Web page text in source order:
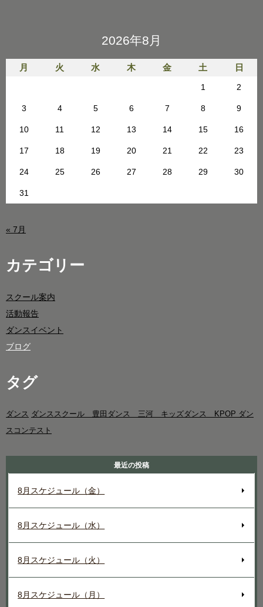
2026年8月
月 火 水 木 金 土 日
1 2
3 4 5 6 7 8 9
10 11 12 13 14 15 16
17 18 19 20 21 22 23
24 25 26 27 28 29 30
31
« 7月
カテゴリー
スクール案内
活動報告
ダンスイベント
ブログ
タグ
ダンス ダンススクール 豊田ダンス 三河 キッズダンス KPOP ダン
スコンテスト
最近の投稿
8月スケジュール（金）
8月スケジュール（水）
8月スケジュール（火）
8月スケジュール（月）